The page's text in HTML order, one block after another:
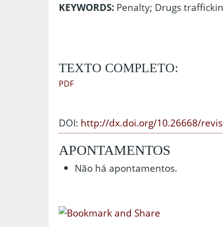
KEYWORDS: Penalty; Drugs
TEXTO COMPLETO:
PDF
DOI: http://dx.doi.org/10.26668/
APONTAMENTOS
Não há apontamentos.